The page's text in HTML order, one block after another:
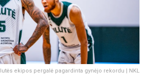
ekipos pergalė pagardinta gynėjo rekordu | NKL